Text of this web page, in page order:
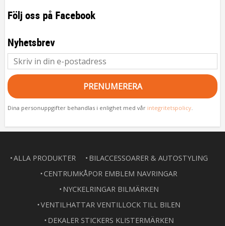
Följ oss på Facebook
Nyhetsbrev
PRENUMERERA
Dina personuppgifter behandlas i enlighet med vår integritetspolicy.
ALLA PRODUKTER
BILACCESSOARER & AUTOSTYLING
CENTRUMKÅPOR EMBLEM NAVRINGAR
NYCKELRINGAR BILMÄRKEN
VENTILHATTAR VENTILLOCK TILL BILEN
DEKALER STICKERS KLISTERMÄRKEN